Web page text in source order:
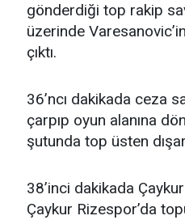
gönderdiği top rakip
üzerinde
çıktı.
36’ncı dakikada ceza
çarpıp oyun alanına
şutunda top üsten
38’inci dakikada
Çaykur Rizespor’da